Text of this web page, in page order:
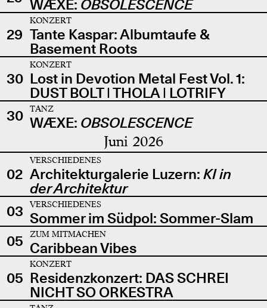
WÆXE: OBSOLESCENCE
29
KONZERT
Tante Kaspar: Albumtaufe &
Basement Roots
30
KONZERT
Lost in Devotion Metal Fest Vol. 1:
DUST BOLT | THOLA | LOTRIFY
30
TANZ
WÆXE: OBSOLESCENCE
Juni 2026
02
VERSCHIEDENES
Architekturgalerie Luzern: KI in
der Architektur
03
VERSCHIEDENES
Sommer im Südpol: Sommer-Slam
05
ZUM MITMACHEN
Caribbean Vibes
05
KONZERT
Residenzkonzert: DAS SCHREI
NICHT SO ORKESTRA